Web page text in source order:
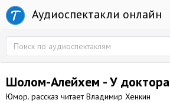
Аудиоспектакли онлайн
Шолом-Алейхем - У доктора
Юмор. рассказ читает Владимир Хенкин